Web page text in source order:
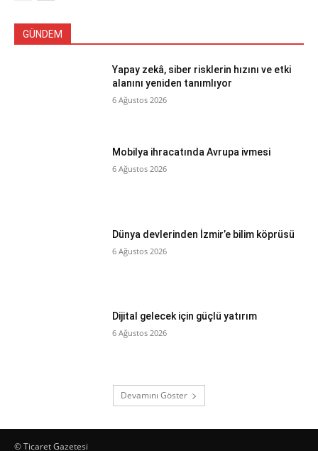
GÜNDEM
Yapay zekâ, siber risklerin hızını ve etki
alanını yeniden tanımlıyor
6 Ağustos 2026
Mobilya ihracatında Avrupa ivmesi
6 Ağustos 2026
Dünya devlerinden İzmir’e bilim köprüsü
6 Ağustos 2026
Dijital gelecek için güçlü yatırım
6 Ağustos 2026
Devamını Göster
© Ticaret Gazetesi